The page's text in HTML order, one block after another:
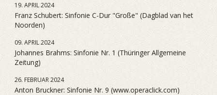
19. APRIL 2024
Franz Schubert: Sinfonie C-Dur "Große" (Dagblad van het
Noorden)
09. APRIL 2024
Johannes Brahms: Sinfonie Nr. 1 (Thüringer Allgemeine
Zeitung)
26. FEBRUAR 2024
Anton Bruckner: Sinfonie Nr. 9 (www.operaclick.com)